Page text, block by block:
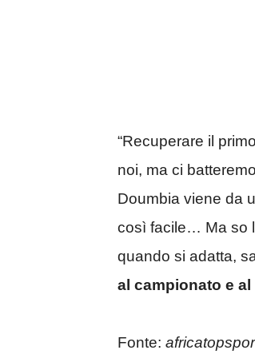
“Recuperare il
noi, ma ci
Doumbia viene da
così facile… Ma so
quando si adatta,
al campionato e
Fonte: